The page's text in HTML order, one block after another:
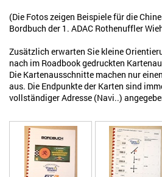
(Die Fotos zeigen Beispiele für die
Bordbuch der 1. ADAC Rothenuffler
Zusätzlich erwarten Sie kleine
nach im Roadbook gedruckten
Die Kartenausschnitte machen nur
aus. Die Endpunkte der Karten sind
vollständiger Adresse (Navi..)